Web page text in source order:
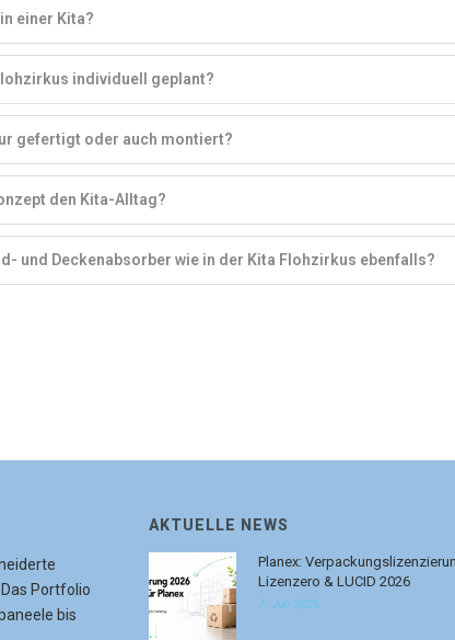
einer Kita?
individuell geplant?
gefertigt oder auch montiert?
den Kita-Alltag?
und Deckenabsorber wie in der Kita Flohzirkus ebenfalls?
Portfolio
bis
AKTUELLE NEWS
Planex:
Lizenzero & LUCID 2026
7. Juli 2026